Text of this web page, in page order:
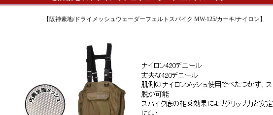
【阪神素地/ドライメッシュウェーダーフェルトスパイク MW-125/カーキ/ナイロン】